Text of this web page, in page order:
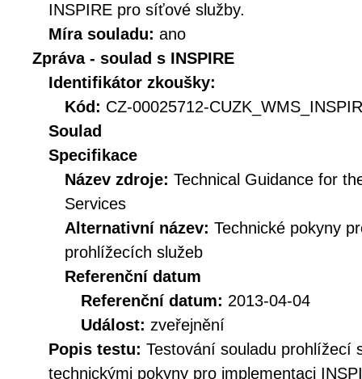
INSPIRE pro síťové služby.
Míra souladu: ano
Zpráva - soulad s INSPIRE
Identifikátor zkoušky:
Kód: CZ-00025712-
Soulad
Specifikace
Název zdroje: Technical Guidance for
Services
Alternativní název: Technické pokyny
prohlížecích služeb
Referenční datum
Referenční datum: 2013-04-04
Událost: zveřejnění
Popis testu: Testování souladu prohlížecí
technickými pokyny pro implementaci